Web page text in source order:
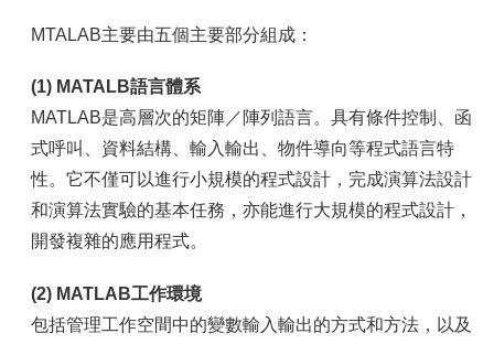
MTALAB主要由五個主要部分組成：
(1) MATALB語言體系
MATLAB是高層次的矩陣／陣列語言。具有條件控制、函
式呼叫、資料結構、輸入輸出、物件導向等程式語言特
性。它不僅可以進行小規模的程式設計，完成演算法設計
和演算法實驗的基本任務，亦能進行大規模的程式設計，
開發複雜的應用程式。
(2) MATLAB工作環境
包括管理工作空間中的變數輸入輸出的方式和方法，以及